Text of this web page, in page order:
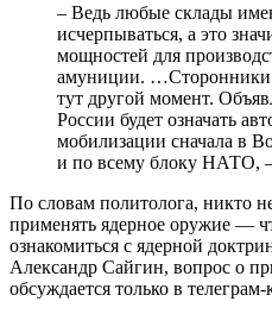
– Ведь любые склады
исчерпываться, а это
мощностей для
амуниции. …Сторонники
тут другой момент.
России будет означать
мобилизации сначала в
и по всему блоку НАТО,
По словам политолога, никто
применять ядерное оружие —
ознакомиться с ядерной
Александр Сайгин, вопрос о
обсуждается только в телеграм-